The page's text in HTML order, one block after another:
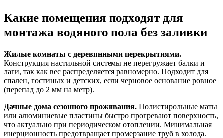
Какие помещения подходят для
монтажа водяного пола без заливки
Жилые комнаты с деревянными перекрытиями.
Конструкция настильной системы не перегружает балки и
лаги, так как вес распределяется равномерно. Подходит для
спален, гостиных и детских, если черновое основание ровное
(перепад до 2 мм на метр).
Дачные дома сезонного проживания. Полистирольные маты
или алюминиевые пластины быстро прогревают поверхность,
что актуально при периодическом отоплении. Минимальная
инерционность предотвращает промерзание труб в холода.